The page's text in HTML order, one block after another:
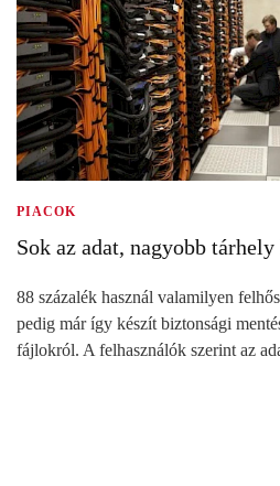
PIACOK
Sok az adat, nagyobb
88 százalék használ valamilyen
pedig már így készít biztonsági
fájlokról. A felhasználók szerint az